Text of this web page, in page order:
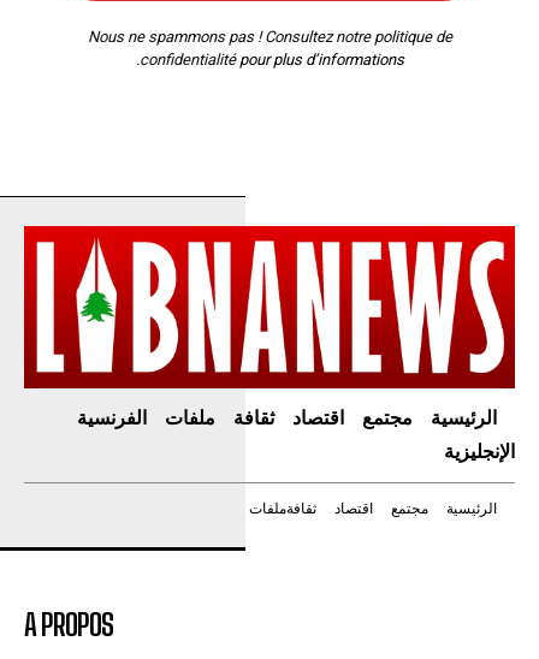
Nous ne spammons pas ! Consultez notre politique de
confidentialitépour plus d’informations.
الرئيسية مجتمع اقتصاد ثقافة ملفات
الفرنسية
الإنجليزية
الرئيسية مجتمع اقتصاد ثقافةملفات
A PROPOS